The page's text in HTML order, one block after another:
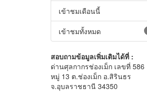
เข้าชมเดือนนี้
เข้าชมทั้งหมด
สอบถามข้อมูลเพิ่มเติมได้ที่ :
ด่านศุลกากรช่องเม็ก เลขที่ 586
หมู่ 13 ต.ช่องเม็ก อ.สิรินธร
จ.อุบลราชธานี 34350